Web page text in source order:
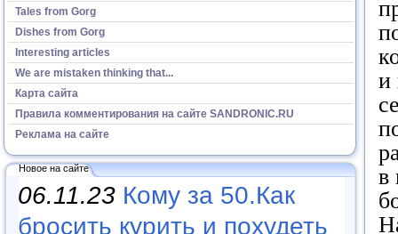
Tales from Gorg
Dishes from Gorg
Interesting articles
We are mistaken thinking that...
Карта сайта
Правила комментирования на сайте SANDRONIC.RU
Реклама на сайте
Новое на сайте
06.11.23 Кому за 50.Как
бросить курить и похудеть
и
в